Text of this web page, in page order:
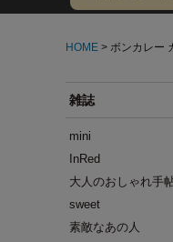
HOME > ボンカレー
雑誌
mini
InRed
大人のおしゃれ手
sweet
素敵なあの人